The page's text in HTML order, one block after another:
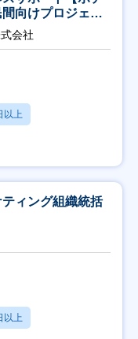
向けプロジェク
会社
以上
ィング組織統括
以上